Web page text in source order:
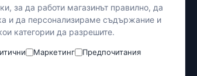
улица Панайот Волов 42,
Шумен
Наложен платеж
за да работи магазинът правилно, да
и да персонализираме съдържание и
категории да разрешите.
Маркетинг
Предпочитания